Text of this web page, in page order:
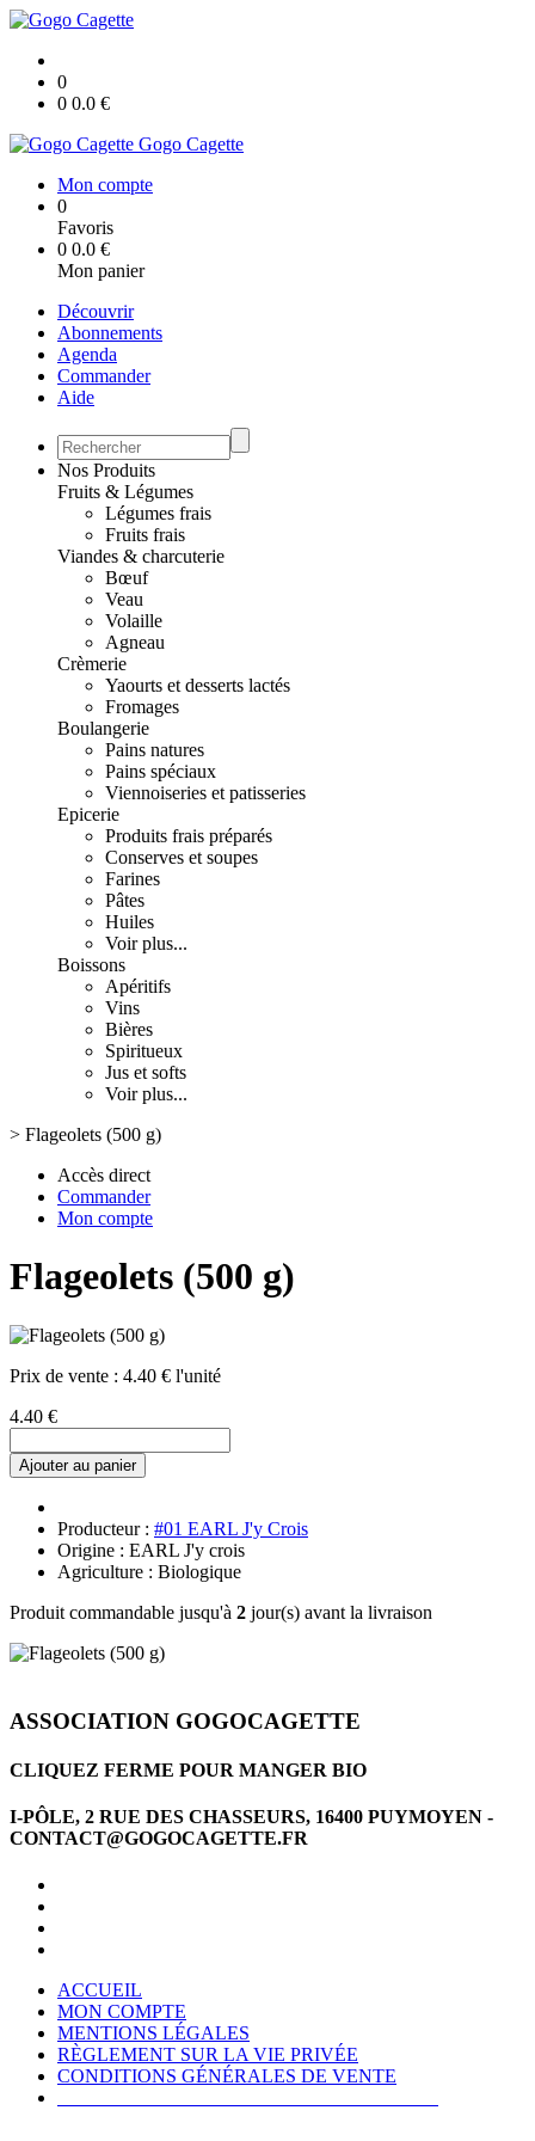
0
0 0.0 €
Gogo Cagette
Mon compte
0
Favoris
0 0.0 €
Mon panier
Découvrir
Abonnements
Agenda
Commander
Aide
Nos Produits
Fruits & Légumes
Légumes frais
Fruits frais
Viandes & charcuterie
Bœuf
Veau
Volaille
Agneau
Crèmerie
Yaourts et desserts lactés
Fromages
Boulangerie
Pains natures
Pains spéciaux
Viennoiseries et patisseries
Epicerie
Produits frais préparés
Conserves et soupes
Farines
Pâtes
Huiles
Voir plus...
Boissons
Apéritifs
Vins
Bières
Spiritueux
Jus et softs
Voir plus...
> Flageolets (500 g)
Accès direct
Commander
Mon compte
Flageolets (500 g)
Prix de vente : 4.40 € l'unité
4.40 €
Ajouter au panier
Producteur : #01 EARL J'y Crois
Origine : EARL J'y crois
Agriculture : Biologique
Produit commandable jusqu'à 2 jour(s) avant la livraison
ASSOCIATION GOGOCAGETTE
CLIQUEZ FERME POUR MANGER BIO
I-PÔLE, 2 RUE DES CHASSEURS, 16400 PUYMOYEN -
CONTACT@GOGOCAGETTE.FR
ACCUEIL
MON COMPTE
MENTIONS LÉGALES
RÈGLEMENT SUR LA VIE PRIVÉE
CONDITIONS GÉNÉRALES DE VENTE